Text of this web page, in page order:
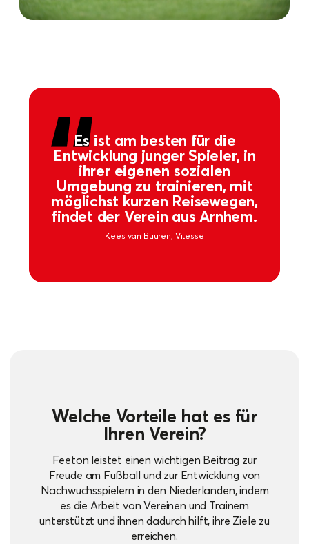
Es ist am besten für die
Entwicklung junger Spieler, in
ihrer eigenen sozialen
Umgebung zu trainieren, mit
möglichst kurzen Reisewegen,
findet der Verein aus Arnhem.
Kees van Buuren, Vitesse
Welche Vorteile hat es für
Ihren Verein?
Feeton leistet einen wichtigen Beitrag zur
Freude am Fußball und zur Entwicklung von
Nachwuchsspielern in den Niederlanden, indem
es die Arbeit von Vereinen und Trainern
unterstützt und ihnen dadurch hilft, ihre Ziele zu
erreichen.